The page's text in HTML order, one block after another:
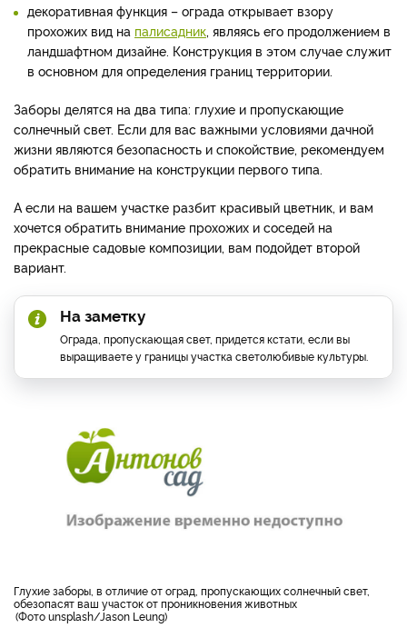
декоративная функция – ограда открывает взору
прохожих вид на палисадник , являясь его продолжением в
ландшафтном дизайне. Конструкция в этом случае служит
в основном для определения границ территории.
Заборы делятся на два типа: глухие и пропускающие
солнечный свет. Если для вас важными условиями дачной
жизни являются безопасность и спокойствие, рекомендуем
обратить внимание на конструкции первого типа.
А если на вашем участке разбит красивый цветник, и вам
хочется обратить внимание прохожих и соседей на
прекрасные садовые композиции, вам подойдет второй
вариант.
На заметку
Ограда, пропускающая свет, придется кстати, если вы
выращиваете у границы участка светолюбивые культуры.
глухие заборы, в отличие от оград, пропускающих солнечный свет,
обезопасят ваш участок от проникновения животных
Фото unsplash/Jason Leung